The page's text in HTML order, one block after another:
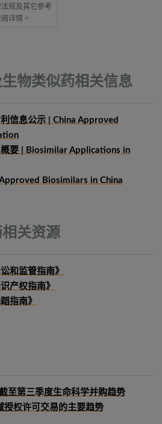
规及其它参考
详情。
物类似药相关信息
信息公示 | China Approved
要 | Biosimilar Applications in
Biosimilars in China
关资源
和监管指南》
产权指南》
指南》
至第三季度生命科学并购趋势
权许可交易的主要趋势